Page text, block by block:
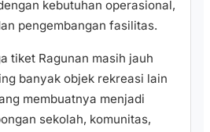
kebutuhan operasional,
pengembangan fasilitas.
tiket Ragunan masih jauh
banyak objek rekreasi lain
membuatnya menjadi
sekolah, komunitas,